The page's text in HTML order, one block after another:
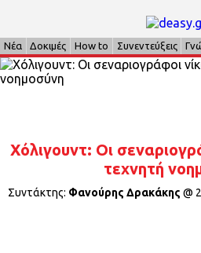
Νέα Δοκιμές How to Συνεντεύξεις
Χόλιγουντ: Οι
τεχνητή
Συντάκτης: Φανούρης Δρακάκης @